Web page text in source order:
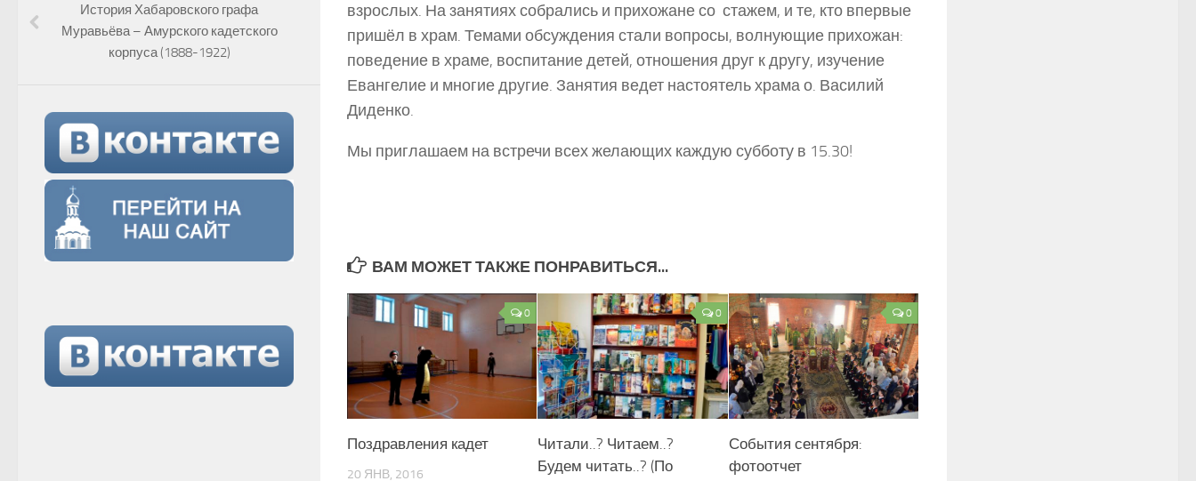
взрослых. На занятиях собрались и прихожане со стажем, и те, кто впервые
пришёл в храм. Темами обсуждения стали вопросы, волнующие прихожан:
поведение в храме, воспитание детей, отношения друг к другу, изучение
Евангелие и многие другие. Занятия ведет настоятель храма о. Василий
Диденко.
Мы приглашаем на встречи всех желающих каждую субботу в 15.30!
ВАМ МОЖЕТ ТАКЖЕ ПОНРАВИТЬСЯ...
0
Поздравления кадет
20 ЯНВ, 2016
0
Читали..? Читаем..?
Будем читать..? (По
0
События сентября:
фотоотчет
История Хабаровского графа
Муравьёва – Амурского кадетского
корпуса (1888-1922)